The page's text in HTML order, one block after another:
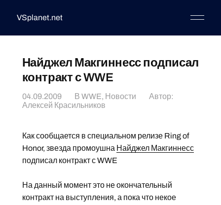
VSplanet.net
Найджел Макгиннесс подписал
контракт с WWE
04.09.2009 В WWE, Новости
Автор:
Алексей Красильников
Как сообщается в специальном релизе Ring of
Honor, звезда промоушна Найджел Макгиннесс
подписал контракт с WWE
На данный момент это не окончательный
контракт на выступления, а пока что некое